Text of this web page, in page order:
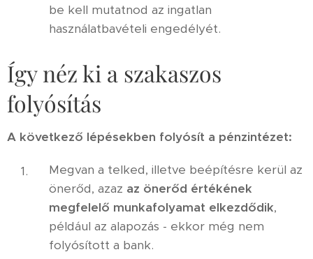
be kell mutatnod az ingatlan
használatbavételi engedélyét.
Így néz ki a szakaszos
folyósítás
A következő lépésekben folyósít a pénzintézet:
Megvan a telked, illetve beépítésre kerül az
önerőd, azaz az önerőd értékének
megfelelő munkafolyamat elkezdődik,
például az alapozás - ekkor még nem
folyósított a bank.